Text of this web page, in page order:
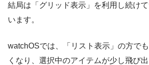
結局は「グリッド表示」を利用し続け
います。
watchOSでは、「リスト表示」の方で
くなり、選択中のアイテムが少し飛び